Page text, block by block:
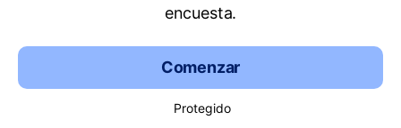
encuesta.
Comenzar
Protegido